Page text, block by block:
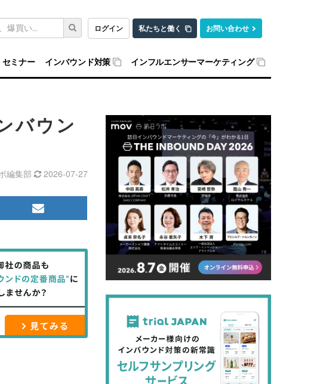
ログイン 私たちと働く お問い合わせ
セミナー インバウンド対策 インフルエンサーマーケティング
バウン
編集部 2026-07-27
メ
マ
ガ
登
録
す